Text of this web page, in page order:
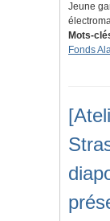
Jeune
Mots-
Fonds